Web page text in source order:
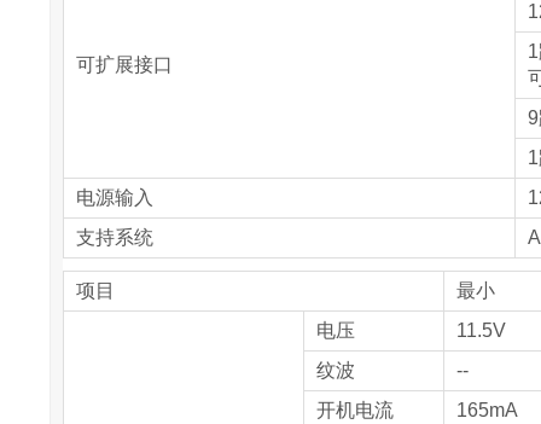
可扩展接口
电源输入
支持系统
项目 最小
电压
11.5V
纹波
--
开机电流
165mA